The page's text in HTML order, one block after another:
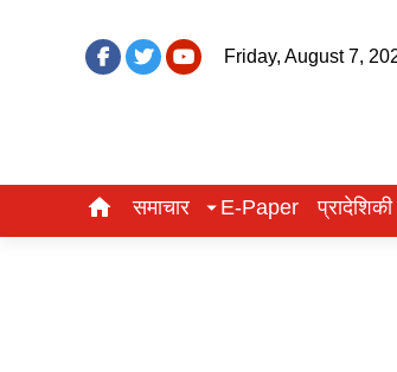
Friday, August 7,
समाचार E-Paper प्रादेशिकी